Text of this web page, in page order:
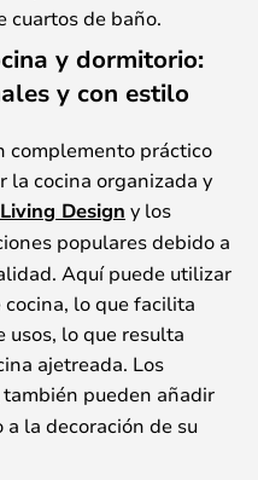
cuartos de baño.
y dormitorio:
y con estilo
complemento práctico
la cocina organizada y
Living Design y los
populares debido a
Aquí puede utilizar
lo que facilita
usos, lo que resulta
ajetreada. Los
también pueden añadir
la decoración de su